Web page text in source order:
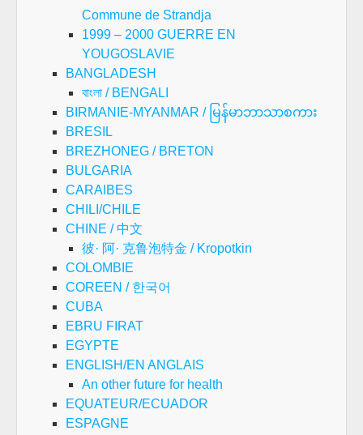
Commune de Strandja
1999 – 2000 GUERRE EN
YOUGOSLAVIE
BANGLADESH
বাংলা / BENGALI
BIRMANIE-MYANMAR / မြန်မာဘာသာစကား
BRESIL
BREZHONEG / BRETON
BULGARIA
CARAIBES
CHILI/CHILE
CHINE / 中文
彼· 阿· 克鲁泡特金 / Kropotkin
COLOMBIE
COREEN / 한국어
CUBA
EBRU FIRAT
EGYPTE
ENGLISH/EN ANGLAIS
An other future for health
EQUATEUR/ECUADOR
ESPAGNE